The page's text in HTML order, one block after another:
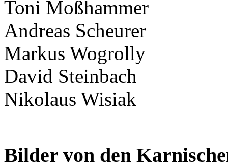
Toni Moßhammer
Andreas Scheurer
Markus Wogrolly
David Steinbach
Nikolaus Wisiak
Bilder von den